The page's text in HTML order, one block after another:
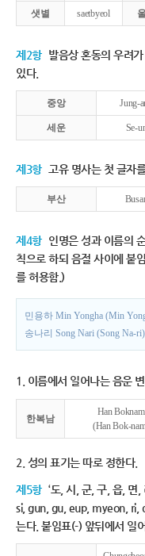
샛별 saetbyeol
제2항 발음상 혼동의 우려
있다.
중앙 Jung-
세운 Se-
제3항 고유 명사는 첫 글자
부산
제4항 인명은 성과 이름의
칙으로 하되 음절 사이에 붙
를 허용함.)
민용하 Min Yongha (Min
송나리 Song Nari (Song Na-ri)
1. 이름에서 일어나는 음운
한복남
Han Boknam
(Han Bok-
2. 성의 표기는 따로 정한다.
제5항 ‘도, 시, 군, 구, 읍, 면,
si, gun, gu, eup, myeon, ri,
는다. 붙임표(-) 앞뒤에서 일